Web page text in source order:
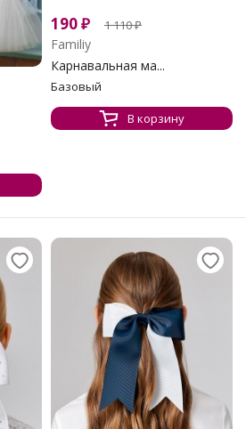
190₽ 1 110₽
Familiy
Карнавальная ма...
Базовый
В корзину